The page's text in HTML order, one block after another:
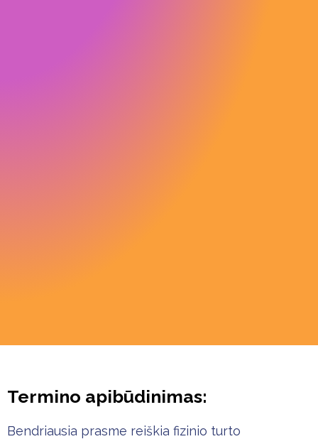
Termino apibūdinimas:
Bendriausia prasme reiškia fizinio turto